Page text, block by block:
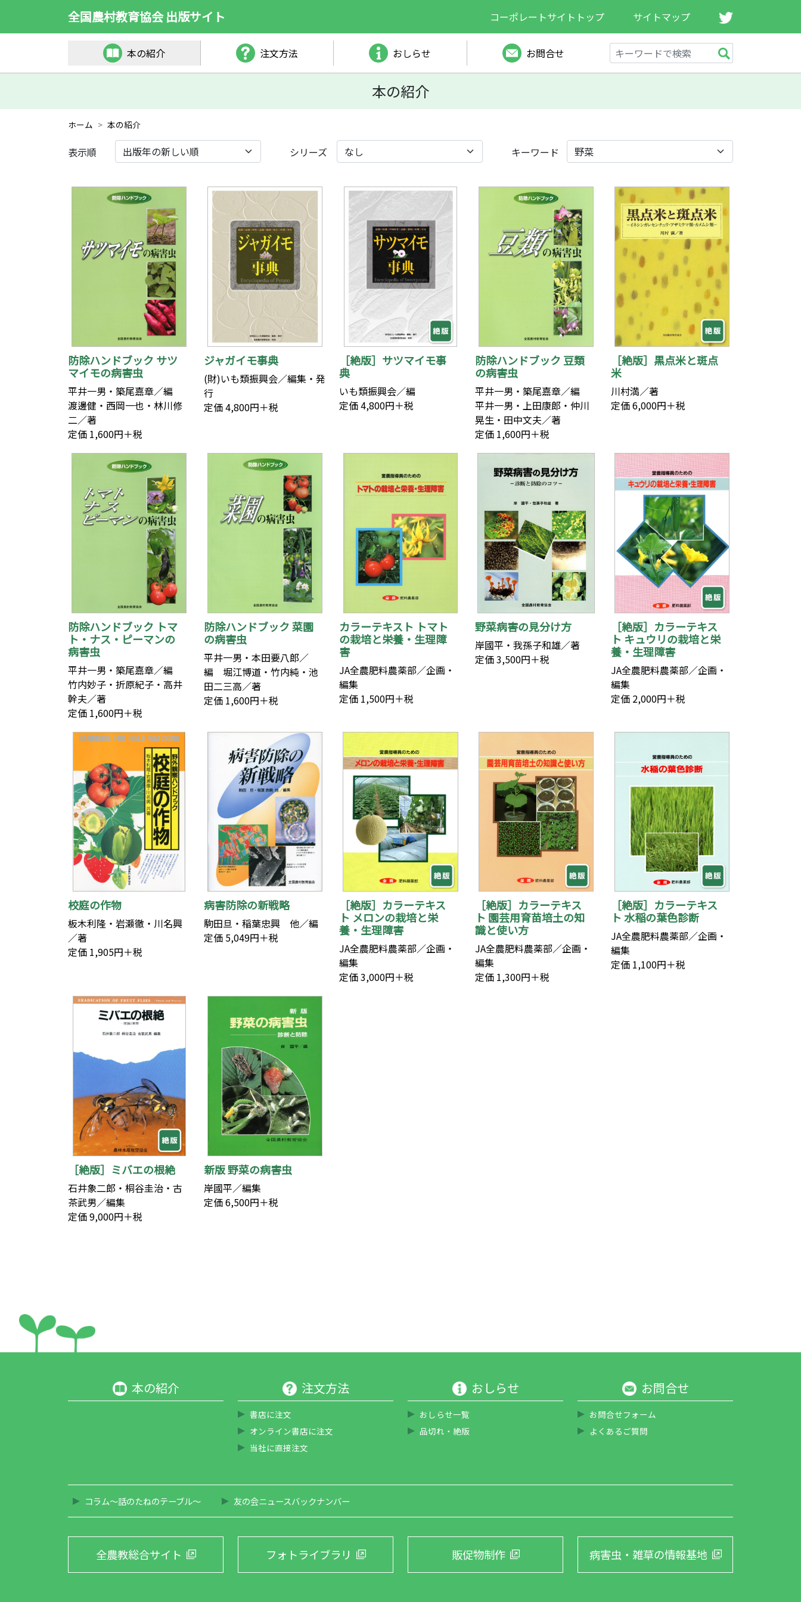
全国農村教育協会 出版サイト コーポレートサイトトップ サイトマップ
本の紹介 注文方法 おしらせ お問合せ
本の紹介
ホーム 本の紹介
表示順 シリーズ キーワード
防除ハンドブック サツ
マイモの病害虫
平井一男・築尾嘉章／編
渡邊健・西岡一也・林川修
二／著
定価 1,600円＋税
ジャガイモ事典
(財)いも類振興会／編集・発
行
定価 4,800円＋税
［絶版］サツマイモ事
典
いも類振興会／編
定価 4,800円＋税
防除ハンドブック 豆類
の病害虫
平井一男・築尾嘉章／編
平井一男・上田康郎・仲川
晃生・田中文夫／著
定価 1,600円＋税
［絶版］黒点米と斑点
米
川村満／著
定価 6,000円＋税
防除ハンドブック トマ
ト・ナス・ピーマンの
病害虫
平井一男・築尾嘉章／編
竹内妙子・折原紀子・高井
幹夫／著
定価 1,600円＋税
防除ハンドブック 菜園
の病害虫
平井一男・本田要八郎／
編 堀江博道・竹内純・池
田二三高／著
定価 1,600円＋税
カラーテキスト トマト
の栽培と栄養・生理障
害
JA全農肥料農薬部／企画・
編集
定価 1,500円＋税
野菜病害の見分け方
岸國平・我孫子和雄／著
定価 3,500円＋税
［絶版］カラーテキス
ト キュウリの栽培と栄
養・生理障害
JA全農肥料農薬部／企画・
編集
定価 2,000円＋税
校庭の作物
板木利隆・岩瀬徹・川名興
／著
定価 1,905円＋税
病害防除の新戦略
駒田旦・稲葉忠興 他／編
定価 5,049円＋税
［絶版］カラーテキス
ト メロンの栽培と栄
養・生理障害
JA全農肥料農薬部／企画・
編集
定価 3,000円＋税
［絶版］カラーテキス
ト 園芸用育苗培土の知
識と使い方
JA全農肥料農薬部／企画・
編集
定価 1,300円＋税
［絶版］カラーテキス
ト 水稲の葉色診断
JA全農肥料農薬部／企画・
編集
定価 1,100円＋税
［絶版］ミバエの根絶
石井象二郎・桐谷圭治・古
茶武男／編集
定価 9,000円＋税
新版 野菜の病害虫
岸國平／編集
定価 6,500円＋税
本の紹介 注文方法
書店に注文
オンライン書店に注文
当社に直接注文
おしらせ
おしらせ一覧
品切れ・絶版
お問合せ
お問合せフォーム
よくあるご質問
コラム～話のたねのテーブル～ 友の会ニュースバックナンバー
全農教総合サイト フォトライブラリ 販促物制作 病害虫・雑草の情報基地